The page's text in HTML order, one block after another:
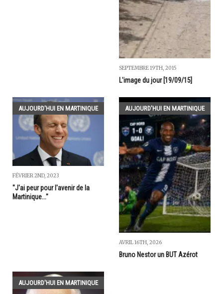
SEPTEMBRE 19TH, 2015
L'image du jour [19/09/15]
AUJOURD'HUI EN MARTINIQUE
FÉVRIER 2ND, 2023
"J'ai peur pour l'avenir de la
Martinique..."
AUJOURD'HUI EN MARTINIQUE
AVRIL 16TH, 2026
Bruno Nestor un BUT Azérot
AUJOURD'HUI EN MARTINIQUE